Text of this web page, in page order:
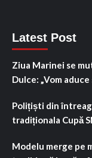
Latest Post
Ziua Marinei se
Dulce: „Vom
Polițiști din
tradiționala Cupă
Modelu merge pe